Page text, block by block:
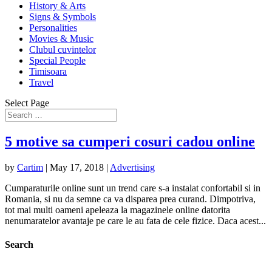
History & Arts
Signs & Symbols
Personalities
Movies & Music
Clubul cuvintelor
Special People
Timisoara
Travel
Select Page
5 motive sa cumperi cosuri cadou online
by Cartim | May 17, 2018 | Advertising
Cumparaturile online sunt un trend care s-a instalat confortabil si in
Romania, si nu da semne ca va disparea prea curand. Dimpotriva,
tot mai multi oameni apeleaza la magazinele online datorita
nenumaratelor avantaje pe care le au fata de cele fizice. Daca acest...
Search